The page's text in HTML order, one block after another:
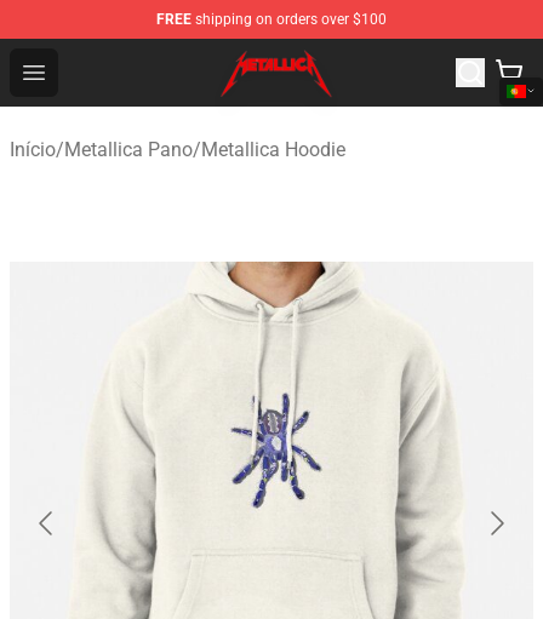
FREE shipping on orders over $100
Open menu
Metallica Store - Official Metallica Merchandise Shop
Início/Metallica Pano/Metallica Hoodie